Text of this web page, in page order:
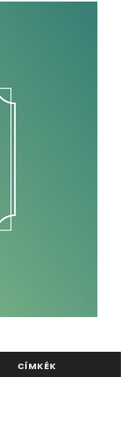
CÍMKÉK